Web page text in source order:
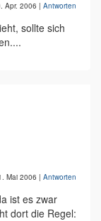
Apr. 2006 | Antworten
sollte sich
Mai 2006 | Antworten
ist es zwar
dort die Regel: